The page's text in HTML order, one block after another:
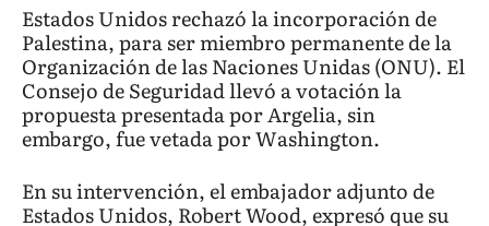
Estados Unidos rechazó la incorporación de
Palestina, para ser miembro permanente de la
Organización de las Naciones Unidas (ONU). El
Consejo de Seguridad llevó a votación la
propuesta presentada por Argelia, sin
embargo, fue vetada por Washington.
En su intervención, el embajador adjunto de
Estados Unidos, Robert Wood, expresó que su